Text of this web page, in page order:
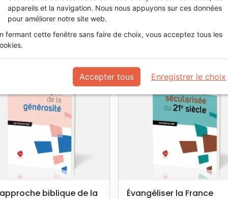
:
search APERÇU RAPIDE
favorite_border
biblique de la
searchAPERÇU RAPIDE
Évangéliser la France
appareils et la navigation. Nous nous appuyons sur ces données
pour améliorer notre site web.
fermant cette fenêtre sans faire de choix, vous acceptez tous les
Accepter tous Enregistrer le choix